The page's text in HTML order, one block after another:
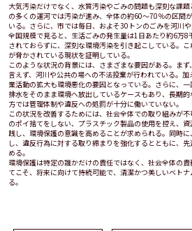
大気汚染だけでなく、水質汚染やごみの問題も深刻な課
の多くの運河では汚染が進み、全体の約60～70％の区間
いる。さらに、市では毎日、およそ30トンのごみを河川や
全国規模で見ると、生活ごみの発生量は1日あたり約6万
されておらずに、深刻な環境汚染を引き起こしている。
が脅かされている現状を証明している。
このような状況の背景には、さまざまな要因がある。ま
言えず、河川や公共の場への不法投棄が行われている。
業活動の拡大も環境悪化の要因となっている。さらに、
排水をそのまま環境へ放出しているケースもあり、長期
方では管理体制や違反への処罰が十分に働いていない。
この状況を改善するためには、社会全体での取り組みが
のポイ捨てをしない、プラスチック製品の使用を控え、
践し、環境保護の意識を高めることが求められる。同時
し、違反行為に対する取り締まりを強化するとともに、
める。
環境保護は特定の誰かだけの責任ではなく、社会全体の
てこそ、将来に向けて持続可能で、清潔かつ美しいベト
る。